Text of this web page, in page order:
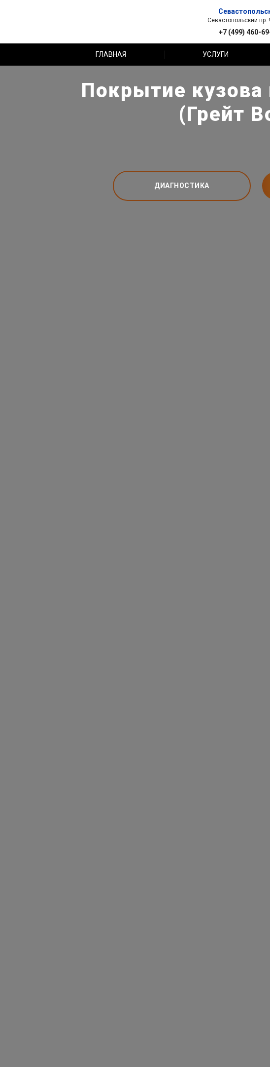
Севастопольский пр.
+7 (499) 460-
ГЛАВНАЯ УСЛУГИ
Покрытие кузова
(Грейт
ДИАГНОСТИКА